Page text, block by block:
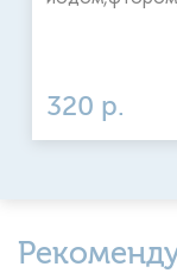
320 р.